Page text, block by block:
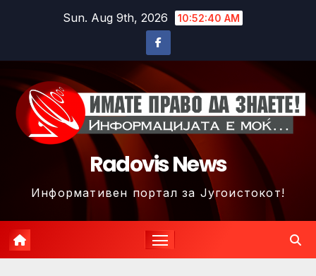
Sun. Aug 9th, 2026 10:52:43 AM
Radovis News
Информативен портал за Југоистокот!